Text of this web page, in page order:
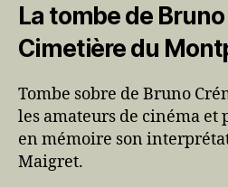
La tombe de Bruno
Cimetière du
Tombe sobre de Bruno
les amateurs de cinéma et
en mémoire son
Maigret.